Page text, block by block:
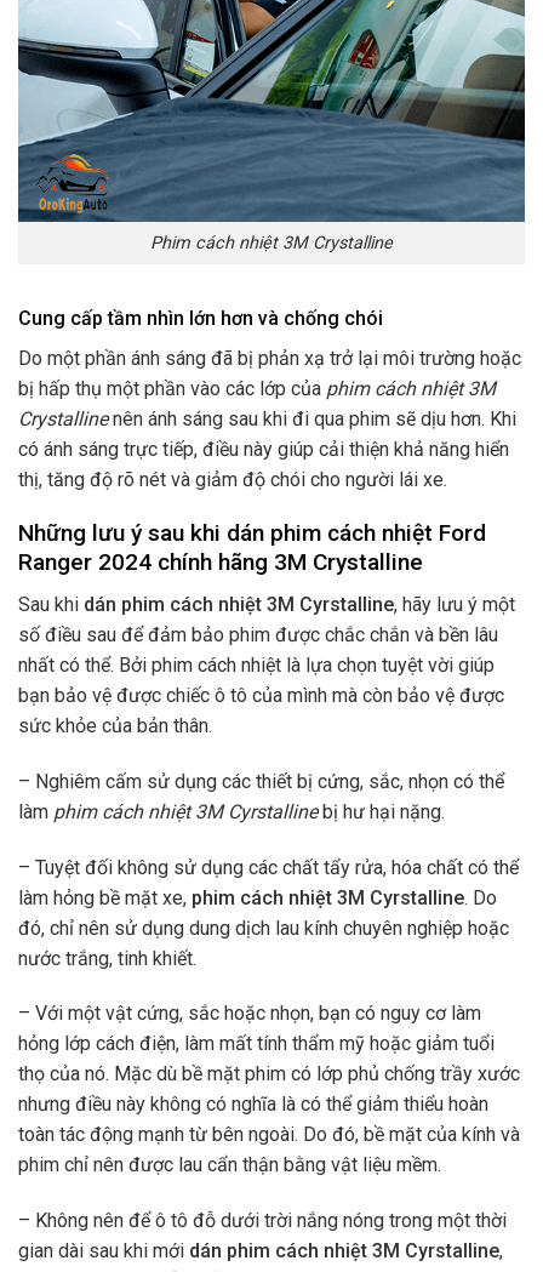
Phim cách nhiệt 3M Crystalline
Cung cấp tầm nhìn lớn hơn và chống chói
Do một phần ánh sáng đã bị phản xạ trở lại môi trường hoặc
bị hấp thụ một phần vào các lớp của phim cách nhiệt 3M
Crystallinenên ánh sáng sau khi đi qua phim sẽ dịu hơn. Khi
có ánh sáng trực tiếp, điều này giúp cải thiện khả năng hiển
thị, tăng độ rõ nét và giảm độ chói cho người lái xe.
Những lưu ý sau khi dán phim cách nhiệt Ford
Ranger 2024 chính hãng 3M Crystalline
Sau khi dán phim cách nhiệt 3M Cyrstalline, hãy lưu ý một
số điều sau để đảm bảo phim được chắc chắn và bền lâu
nhất có thể. Bởi phim cách nhiệt là lựa chọn tuyệt vời giúp
bạn bảo vệ được chiếc ô tô của mình mà còn bảo vệ được
sức khỏe của bản thân.
– Nghiêm cấm sử dụng các thiết bị cứng, sắc, nhọn có thể
làm phim cách nhiệt 3M Cyrstallinebị hư hại nặng.
– Tuyệt đối không sử dụng các chất tẩy rửa, hóa chất có thể
làm hỏng bề mặt xe, phim cách nhiệt 3M Cyrstalline. Do
đó, chỉ nên sử dụng dung dịch lau kính chuyên nghiệp hoặc
nước trắng, tinh khiết.
– Với một vật cứng, sắc hoặc nhọn, bạn có nguy cơ làm
hỏng lớp cách điện, làm mất tính thẩm mỹ hoặc giảm tuổi
thọ của nó. Mặc dù bề mặt phim có lớp phủ chống trầy xước
nhưng điều này không có nghĩa là có thể giảm thiểu hoàn
toàn tác động mạnh từ bên ngoài. Do đó, bề mặt của kính và
phim chỉ nên được lau cẩn thận bằng vật liệu mềm.
– Không nên để ô tô đỗ dưới trời nắng nóng trong một thời
gian dài sau khi mới dán phim cách nhiệt 3M Cyrstalline,